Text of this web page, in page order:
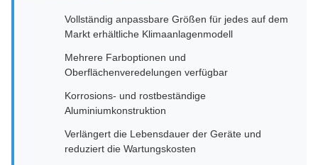
Vollständig anpassbare Größen für jedes auf dem
Markt erhältliche Klimaanlagenmodell
Mehrere Farboptionen und
Oberflächenveredelungen verfügbar
Korrosions- und rostbeständige
Aluminiumkonstruktion
Verlängert die Lebensdauer der Geräte und
reduziert die Wartungskosten